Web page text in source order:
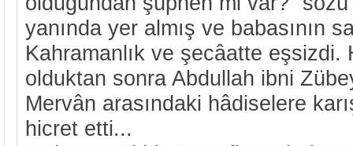
yanında yer almış ve babasının
Kahramanlık ve şecâatte eşsizdi.
olduktan sonra Abdullah ibni
Mervân arasındaki hâdiselere
hicret etti...